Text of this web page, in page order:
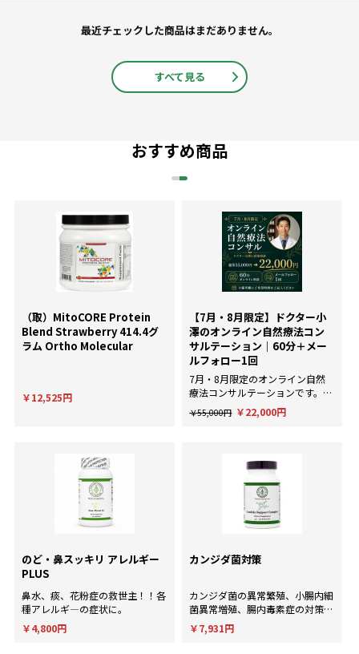
最近チェックした商品はまだありません。
すべて見る
おすすめ商品
（取）MitoCORE Protein
Blend Strawberry 414.4グ
ラム Ortho Molecular
￥12,525円
【7月・8月限定】ドクター小
澤のオンライン自然療法コン
サルテーション｜60分＋メー
ルフォロー1回
7月・8月限定のオンライン自然
療法コンサルテーションです。AI
による一般的な回答ではなく、臨
床経験にもとづいた個別のアドバ
￥55,000円 ￥22,000円
のど・鼻スッキリ アレルギー
PLUS
鼻水、痰、花粉症の救世主！！各
種アレルギ―の症状に。
￥4,800円
カンジダ菌対策
カンジダ菌の異常繁殖、小腸内細
菌異常増殖、腸内毒素症の対策
に！
￥7,931円